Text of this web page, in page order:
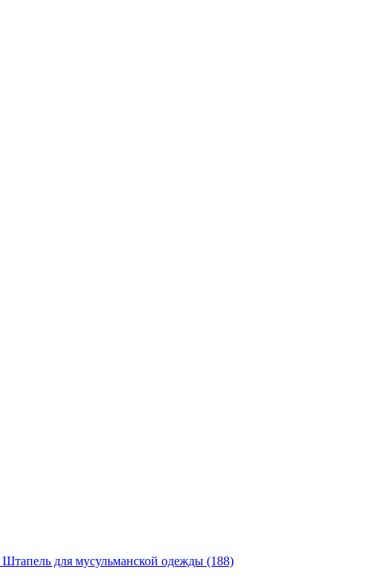
Штапель для мусульманской одежды (188)